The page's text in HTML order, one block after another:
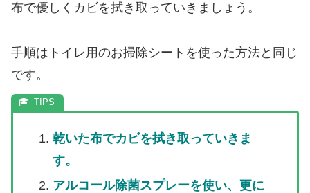
布で優しくカビを拭き取っていきましょう。
手順はトイレ用のお掃除シートを使った方法と同じ
です。
乾いた布でカビを拭き取っていきま
す。
アルコール除菌スプレーを使い、更に